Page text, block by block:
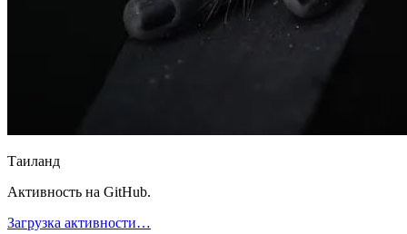
Таиланд
Активность на GitHub.
Загрузка активности…